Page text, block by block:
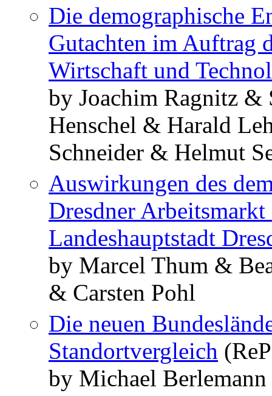
Die demographische
Gutachten im Auftrag
Wirtschaft und
by Joachim Ragnitz &
Henschel & Harald
Schneider & Helmut
Auswirkungen des
Dresdner
Landeshauptstadt
by Marcel Thum &
& Carsten Pohl
Die neuen
Standortvergleich
by Michael